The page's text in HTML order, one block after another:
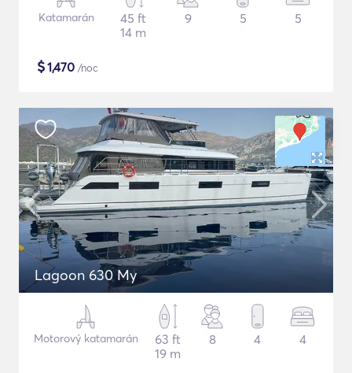
Katamarán
45 ft
14 m
9 5 5
$1,470 /noc
Lagoon 630 My
Motorový katamarán
63 ft
19 m
8 4 4